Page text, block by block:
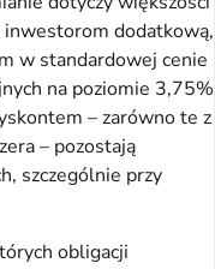
inwestorom dodatkową,
w standardowej cenie
na poziomie 3,75%
– zarówno te z
– pozostają
szczególnie przy
obligacji